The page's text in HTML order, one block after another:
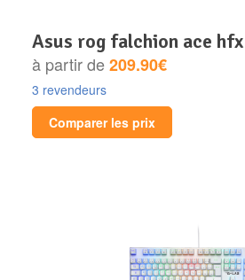
asus rog falchion ace
à partir de209.90€
3 revendeurs
Comparer les prix